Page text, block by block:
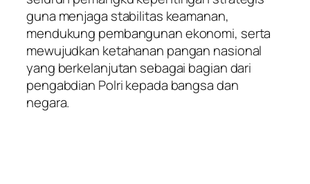
guna menjaga stabilitas keamanan,
mendukung pembangunan ekonomi, serta
mewujudkan ketahanan pangan nasional
yang berkelanjutan sebagai bagian dari
pengabdian Polri kepada bangsa dan
negara.